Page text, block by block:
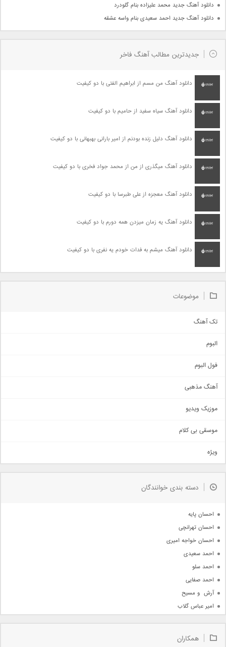
دانلود آهنگ جدید محمد علیزاده بنام گلودرد
دانلود آهنگ جدید احمد سعیدی بنام واسه عشقه
جدیدترین مطالب آهنگ فاخر
دانلود آهنگ من مسم از ابراهیم الفتی با دو کیفیت
دانلود آهنگ سیاه سفید از حامیم با دو کیفیت
دانلود آهنگ دلیل زنده بودنم از امیر بارانی بهبهانی با دو کیفیت
دانلود آهنگ میگذری از من از محمد جواد فخری با دو کیفیت
دانلود آهنگ معجزه از علی طبرسا با دو کیفیت
دانلود آهنگ یه زمان میزدن همه دورم با دو کیفیت
دانلود آهنگ میشم به فدات خودم یه نفری با دو کیفیت
موضوعات
تک آهنگ
اجتماعی
حماسی
سنتی
اهنگ بندرعباسی
دمو
مذهبی
جدیدترین ها
البوم
فول البوم
آهنگ مذهبی
موزیک ویدیو
موسقی بی کلام
ویژه
دسته بندی خوانندگان
احسان پایه
احسان تهرانچی
احسان خواجه امیری
احمد سعیدی
احمد سلو
احمد صفایی
آرش  و مسیح
امیر عباس گلاب
امیر علی
همکاران